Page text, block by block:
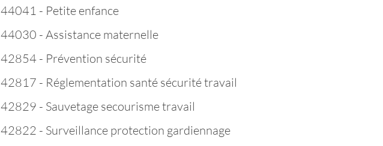
44041 - Petite enfance
44030 - Assistance maternelle
42854 - Prévention sécurité
42817 - Réglementation santé sécurité travail
42829 - Sauvetage secourisme travail
42822 - Surveillance protection gardiennage